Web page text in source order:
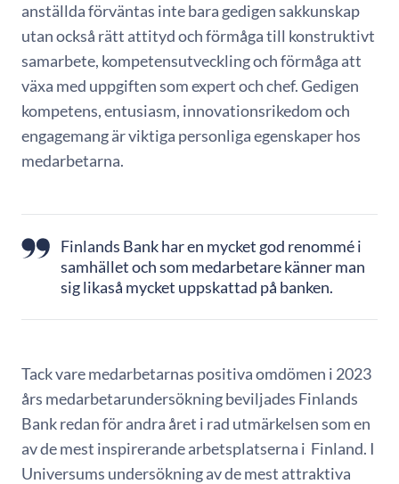
anställda förväntas inte bara gedigen sakkunskap
utan också rätt attityd och förmåga till konstruktivt
samarbete, kompetensutveckling och förmåga att
växa med uppgiften som expert och chef. Gedigen
kompetens, entusiasm, innovationsrikedom och
engagemang är viktiga personliga egenskaper hos
medarbetarna.
Finlands Bank har en mycket god renommé i
samhället och som medarbetare känner man
sig likaså mycket uppskattad på banken.
Tack vare medarbetarnas positiva omdömen i 2023
års medarbetarundersökning beviljades Finlands
Bank redan för andra året i rad utmärkelsen som en
av de mest inspirerande arbetsplatserna i Finland. I
Universums undersökning av de mest attraktiva